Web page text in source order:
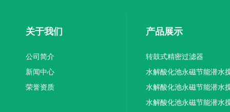
关于我们
公司简介
新闻中心
荣誉资质
产品展示
转鼓式精密过滤器
水解酸化池永磁节能潜水
机厂家供应
水解酸化池永磁节能潜水
机厂家直销
水解酸化池永磁节能潜水